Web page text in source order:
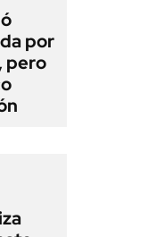
por
pero